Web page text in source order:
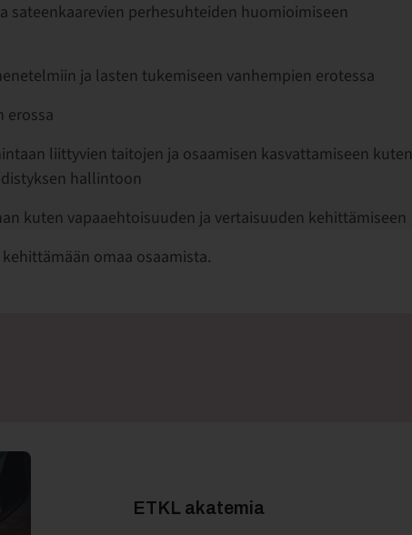
sateenkaarevien perhesuhteiden huomioimiseen
ja lasten tukemiseen vanhempien erotessa
erossa
liittyvien taitojen ja osaamisen kasvattamiseen kuten
hallintoon
kuten vapaaehtoisuuden ja vertaisuuden kehittämiseen
omaa osaamista.
ETKL akatemia